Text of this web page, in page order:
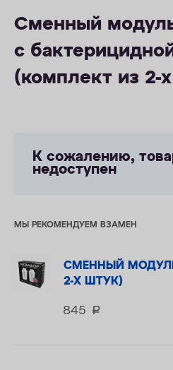
Сменный
с
(комплект из 2-
К сожалению,
недоступен
МЫ РЕКОМЕНДУЕМ ВЗАМЕН
СМЕННЫЙ
2-Х ШТУК)
845 руб.